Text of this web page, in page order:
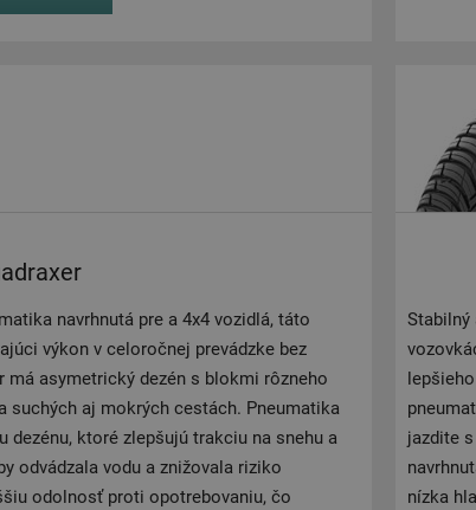
navrhnutá pre a 4x4 vozidlá, táto
výkon v celoročnej prevádzke bez
má asymetrický dezén s blokmi rôzneho
suchých aj mokrých cestách. Pneumatika
dezénu, ktoré zlepšujú trakciu na snehu a
odvádzala vodu a znižovala riziko
odolnosť proti opotrebovaniu, čo
Stabilný
jazdite
nízka